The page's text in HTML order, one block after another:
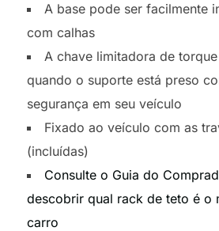
A base pode ser facilmente
com calhas
A chave limitadora de
quando o suporte está preso
segurança em seu veículo
Fixado ao veículo com as
(incluídas)
Consulte o Guia do
descobrir qual rack de teto é o
carro